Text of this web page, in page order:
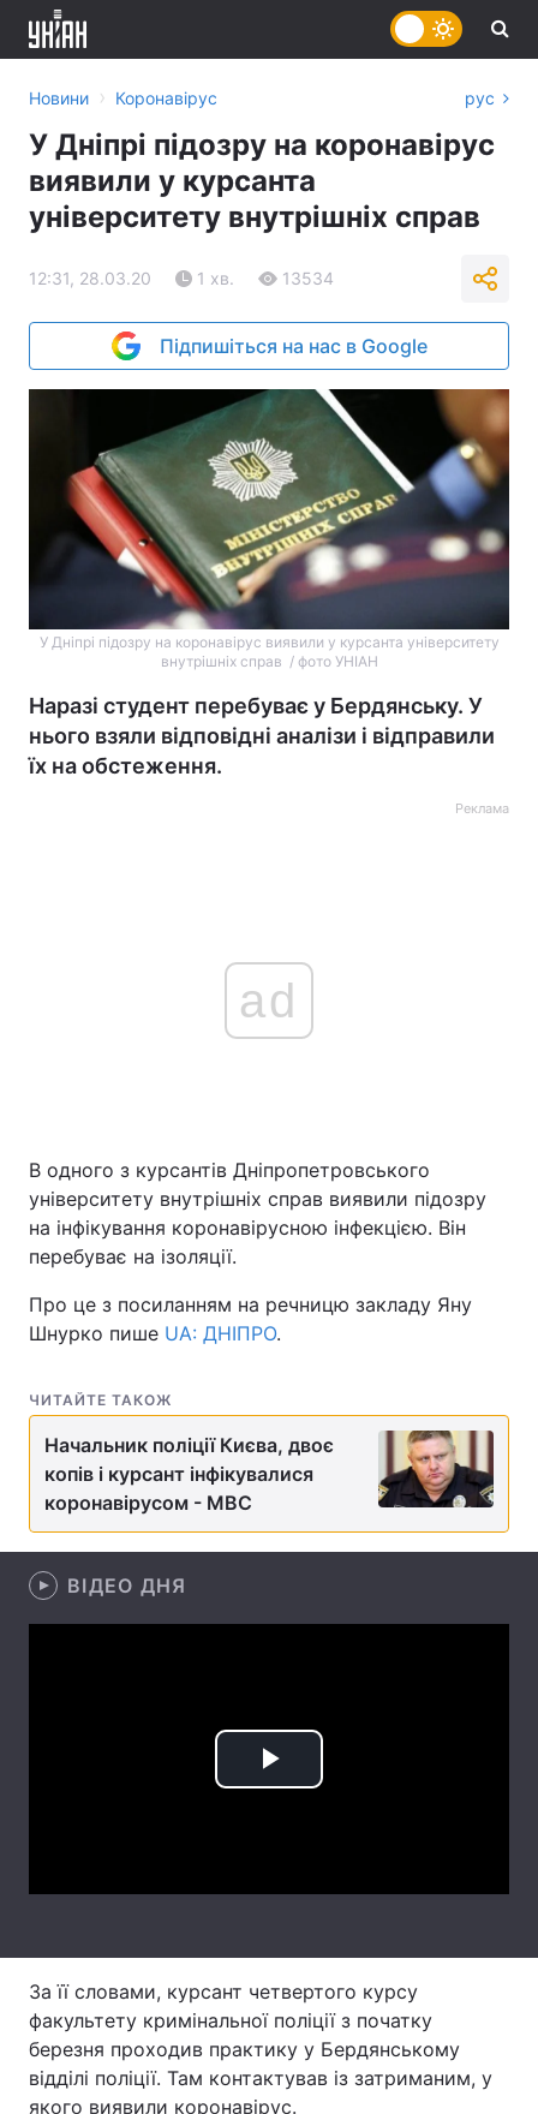
Головна Війна
Україна Політика
Спорт
Техно і зв'язок
Зброя Інциденти
Здоров'я
Цікавинки Погода
Екологія
Статті
Думки
Новини › Коронавірус рус
У Дніпрі підозру на коронавірус
виявили у курсанта
університету внутрішніх справ
12:31, 28.03.20 1 хв. 13534
Підпишіться на нас в Google
У Дніпрі підозру на коронавірус виявили у курсанта університету
внутрішніх справ / фото УНІАН
Наразі студент перебуває у Бердянську. У
нього взяли відповідні аналізи і відправили
їх на обстеження.
Реклама
ad
В одного з курсантів Дніпропетровського
університету внутрішніх справ виявили підозру
на інфікування коронавірусною інфекцією. Він
перебуває на ізоляції.
Про це з посиланням на речницю закладу Яну
Шнурко пише UA: ДНІПРО.
ЧИТАЙТЕ ТАКОЖ
Начальник поліції Києва, двоє
копів і курсант інфікувалися
коронавірусом - МВС
ВІДЕО ДНЯ
Play
За її словами, курсант четвертого курсу
факультету кримінальної поліції з початку
березня проходив практику у Бердянському
відділі поліції. Там контактував із затриманим, у
якого виявили коронавірус.